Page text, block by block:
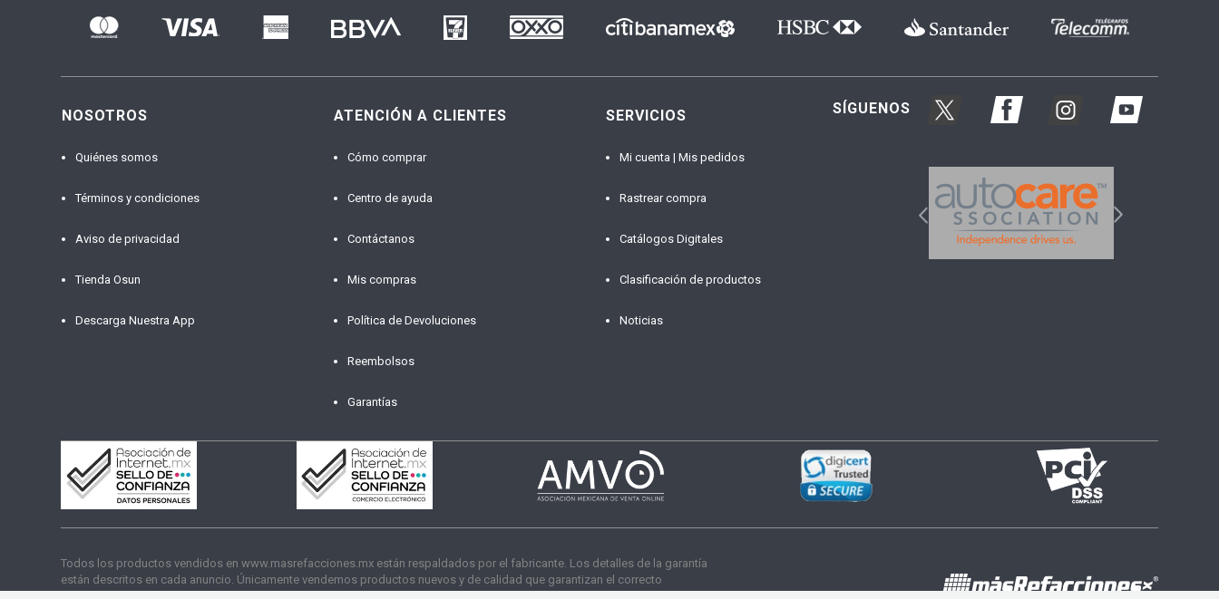
NOSOTROS
Quiénes somos
Términos y condiciones
Aviso de privacidad
Tienda Osun
Descarga Nuestra App
ATENCIÓN A CLIENTES
Cómo comprar
Centro de ayuda
Contáctanos
Mis compras
Política de Devoluciones
Reembolsos
Garantías
SERVICIOS
Mi cuenta | Mis pedidos
Rastrear compra
Catálogos Digitales
Clasificación de productos
Noticias
SÍGUENOS
Todos los productos vendidos en www.masrefacciones.mx están respaldados por el fabricante. Los detalles de la garantía
están descritos en cada anuncio. Únicamente vendemos productos nuevos y de calidad que garantizan el correcto